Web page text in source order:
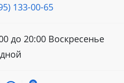
133-00-65
до 20:00 Воскресенье